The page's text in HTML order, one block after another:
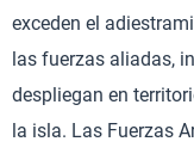
exceden el
las fuerzas aliadas,
despliegan en
la isla. Las Fuerzas